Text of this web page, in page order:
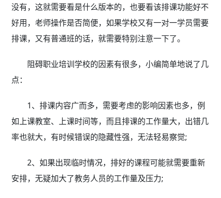
没有，这就需要看是什么版本的，也要看该排课功能好不
好用，老师操作是否简便，如果学校又有一对一学员需要
排课，又有普通班的话，就需要特别注意一下了。
阻碍职业培训学校的因素有很多，小编简单地说了几
点：
1、排课内容广而多，需要考虑的影响因素也多，例
如上课教室、上课时间等，而且排课的工作量大，出错几
率也就大，有时候错误的隐藏性强，无法轻易察觉;
2、如果出现临时情况，排好的课程可能就需要重新
安排，无疑加大了教务人员的工作量及压力;